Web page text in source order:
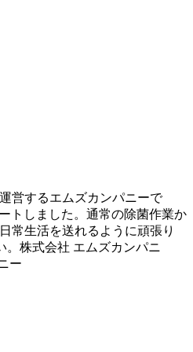
営する エムズカンパニーで
トしました。 通常の除菌作業か
常生活を送れるように頑張り
。 株式会社 エムズカンパニ
ー